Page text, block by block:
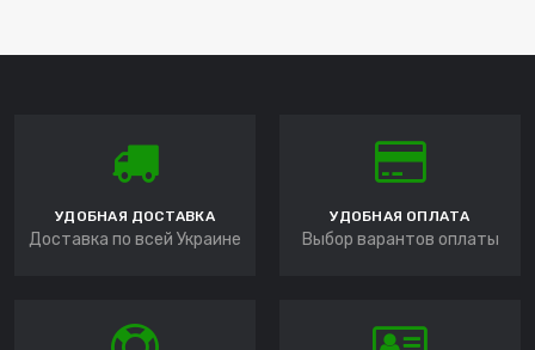
УДОБНАЯ ДОСТАВКА
Доставка по всей Украине
УДОБНАЯ ОПЛАТА
Выбор варантов оплаты